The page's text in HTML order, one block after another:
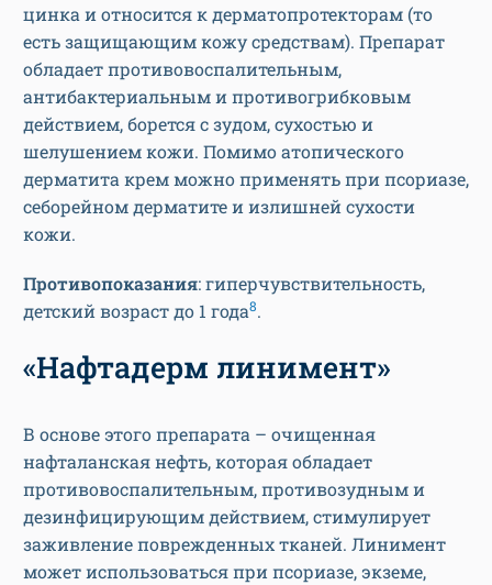
цинка и относится к дерматопротекторам (то
есть защищающим кожу средствам). Препарат
обладает противовоспалительным,
антибактериальным и противогрибковым
действием, борется с зудом, сухостью и
шелушением кожи. Помимо атопического
дерматита крем можно применять при псориазе,
себорейном дерматите и излишней сухости
кожи.
Противопоказания: гиперчувствительность,
детский возраст до 1 года8.
«Нафтадерм линимент»
В основе этого препарата – очищенная
нафталанская нефть, которая обладает
противовоспалительным, противозудным и
дезинфицирующим действием, стимулирует
заживление поврежденных тканей. Линимент
может использоваться при псориазе, экземе,